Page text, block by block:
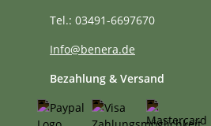
Tel.: 03491-6697670
Info@benera.de
Bezahlung & Versand